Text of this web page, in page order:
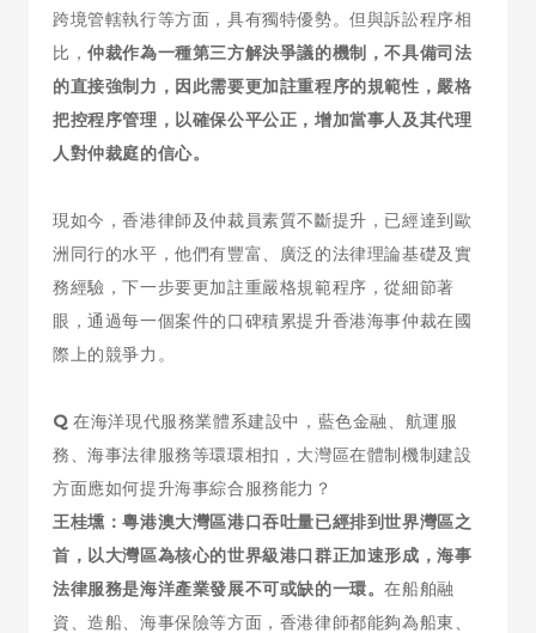
跨境管轄執行等方面，具有獨特優勢。但與訴訟程序相
比，仲裁作為一種第三方解決爭議的機制，不具備司法
的直接強制力，因此需要更加註重程序的規範性，嚴格
把控程序管理，以確保公平公正，增加當事人及其代理
人對仲裁庭的信心。
現如今，香港律師及仲裁員素質不斷提升，已經達到歐
洲同行的水平，他們有豐富、廣泛的法律理論基礎及實
務經驗，下一步要更加註重嚴格規範程序，從細節著
眼，通過每一個案件的口碑積累提升香港海事仲裁在國
際上的競爭力。
Q在海洋現代服務業體系建設中，藍色金融、航運服
務、海事法律服務等環環相扣，大灣區在體制機制建設
方面應如何提升海事綜合服務能力？
王桂壎：粵港澳大灣區港口吞吐量已經排到世界灣區之
首，以大灣區為核心的世界級港口群正加速形成，海事
法律服務是海洋產業發展不可或缺的一環。在船舶融
資、造船、海事保險等方面，香港律師都能夠為船東、